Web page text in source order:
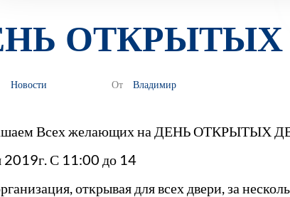
ОТКРЫТЫХ
От Владимир
Новости
Всех желающих на ДЕНЬ ОТКРЫТЫХ
2019г. С 11:00 до 14
открывая для всех двери, за